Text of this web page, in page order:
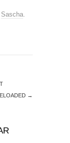
Sascha.
→